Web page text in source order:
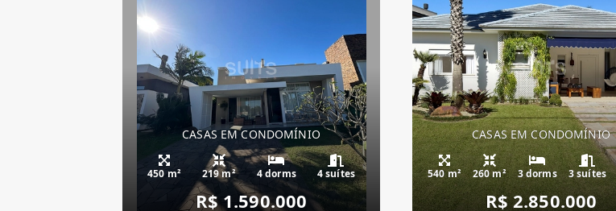
CASAS EM CONDOMÍNIO
450 m² 219 m² 4 dorms 4 suítes
R$ 1.590.000
CASAS EM CONDOMÍNIO
540 m² 260 m² 3 dorms 3 suítes
R$ 2.850.000